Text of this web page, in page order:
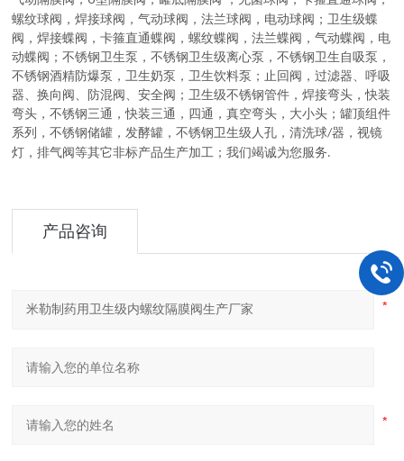
螺纹球阀，焊接球阀，气动球阀，法兰球阀，电动球阀 ；卫生级蝶
阀 ，焊接蝶阀，卡箍直通蝶阀，螺纹蝶阀，法兰蝶阀，气动蝶阀，电
动蝶阀 ；不锈钢卫生泵 ，不锈钢卫生级离心泵，不锈钢卫生自吸泵，
不锈钢酒精防爆泵，卫生奶泵，卫生饮料泵 ； 止回阀，过滤器、呼吸
器、换向阀、防混阀、安全阀 ；卫生级不锈钢管件 ，焊接弯头，快装
弯头，不锈钢三通，快装三通，四通，真空弯头，大小头 ；罐顶组件
系列 ，不锈钢储罐，发酵罐，不锈钢卫生级人孔，清洗球/器，视镜
灯，排气阀等其它非标产品生产加工 ；我们竭诚为您服务.
产品咨询